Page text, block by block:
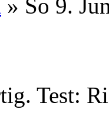
» So 9.
Test: